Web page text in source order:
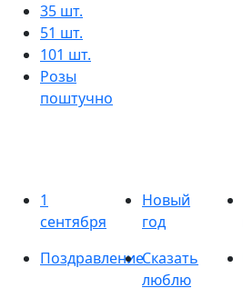
35 шт.
51 шт.
101 шт.
Розы
поштучно
1
сентября
Новый
год
ПоздравлениеСказать
люблю